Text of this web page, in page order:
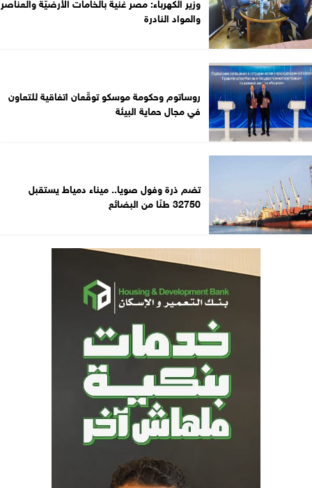
والمواد النادرة
روساتوم وحكومة موسكو توقّعان اتفاقية للتعاون
في مجال حماية البيئة
تضم ذرة وفول صويا.. ميناء دمياط يستقبل
32750 طنًا من البضائع